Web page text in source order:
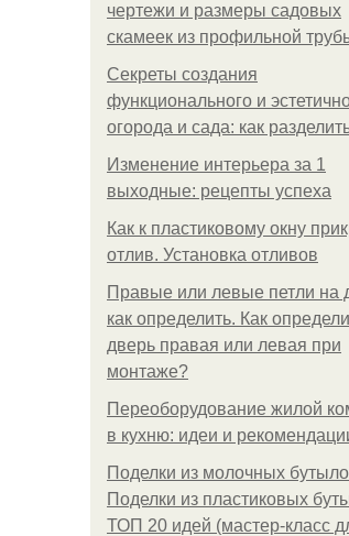
чертежи и размеры садовых
скамеек из профильной
Секреты создания
функционального и
огорода и сада: как
Изменение интерьера за 1
выходные: рецепты успеха
Как к пластиковому окну
отлив. Установка отливов
Правые или левые петли на
как определить. Как
дверь правая или левая при
монтаже?
Переоборудование жилой
в кухню: идеи и
Поделки из молочных
Поделки из пластиковых
ТОП 20 идей (мастер-класс